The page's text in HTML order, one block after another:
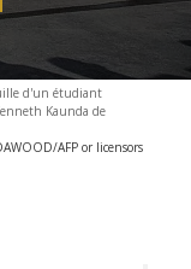
d'un étudiant
Kaunda de
AFP or licensors